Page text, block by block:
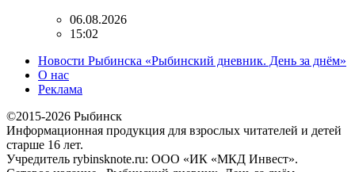
06.08.2026
15:02
Новости Рыбинска «Рыбинский дневник. День за днём»
О нас
Реклама
©2015-2026 Рыбинск
Информационная продукция для взрослых читателей и детей
старше 16 лет.
Учредитель rybinsknote.ru: ООО «ИК «МКД Инвест».